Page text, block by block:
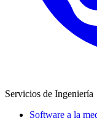
Servicios de Ingeniería
Software a la